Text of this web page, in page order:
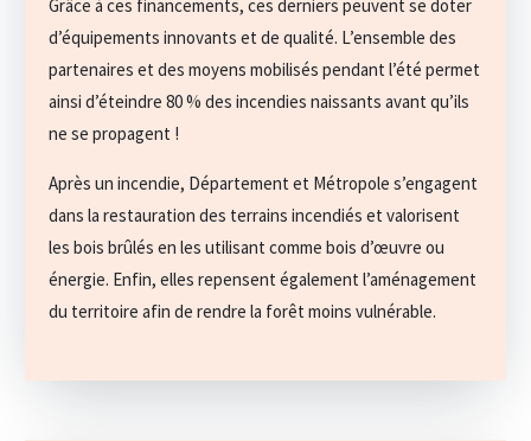
Grâce à ces financements, ces derniers peuvent se doter
d’équipements innovants et de qualité. L’ensemble des
partenaires et des moyens mobilisés pendant l’été permet
ainsi d’éteindre 80 % des incendies naissants avant qu’ils
ne se propagent !
Après un incendie, Département et Métropole s’engagent
dans la restauration des terrains incendiés et valorisent
les bois brûlés en les utilisant comme bois d’œuvre ou
énergie. Enfin, elles repensent également l’aménagement
du territoire afin de rendre la forêt moins vulnérable.